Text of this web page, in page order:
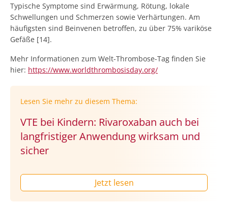
Typische Symptome sind Erwärmung, Rötung, lokale
Schwellungen und Schmerzen sowie Verhärtungen. Am
häufigsten sind Beinvenen betroffen, zu über 75% variköse
Gefäße [14].
Mehr Informationen zum Welt-Thrombose-Tag finden Sie
hier: https://www.worldthrombosisday.org/
Lesen Sie mehr zu diesem Thema:
VTE bei Kindern: Rivaroxaban auch bei
langfristiger Anwendung wirksam und
sicher
Jetzt lesen